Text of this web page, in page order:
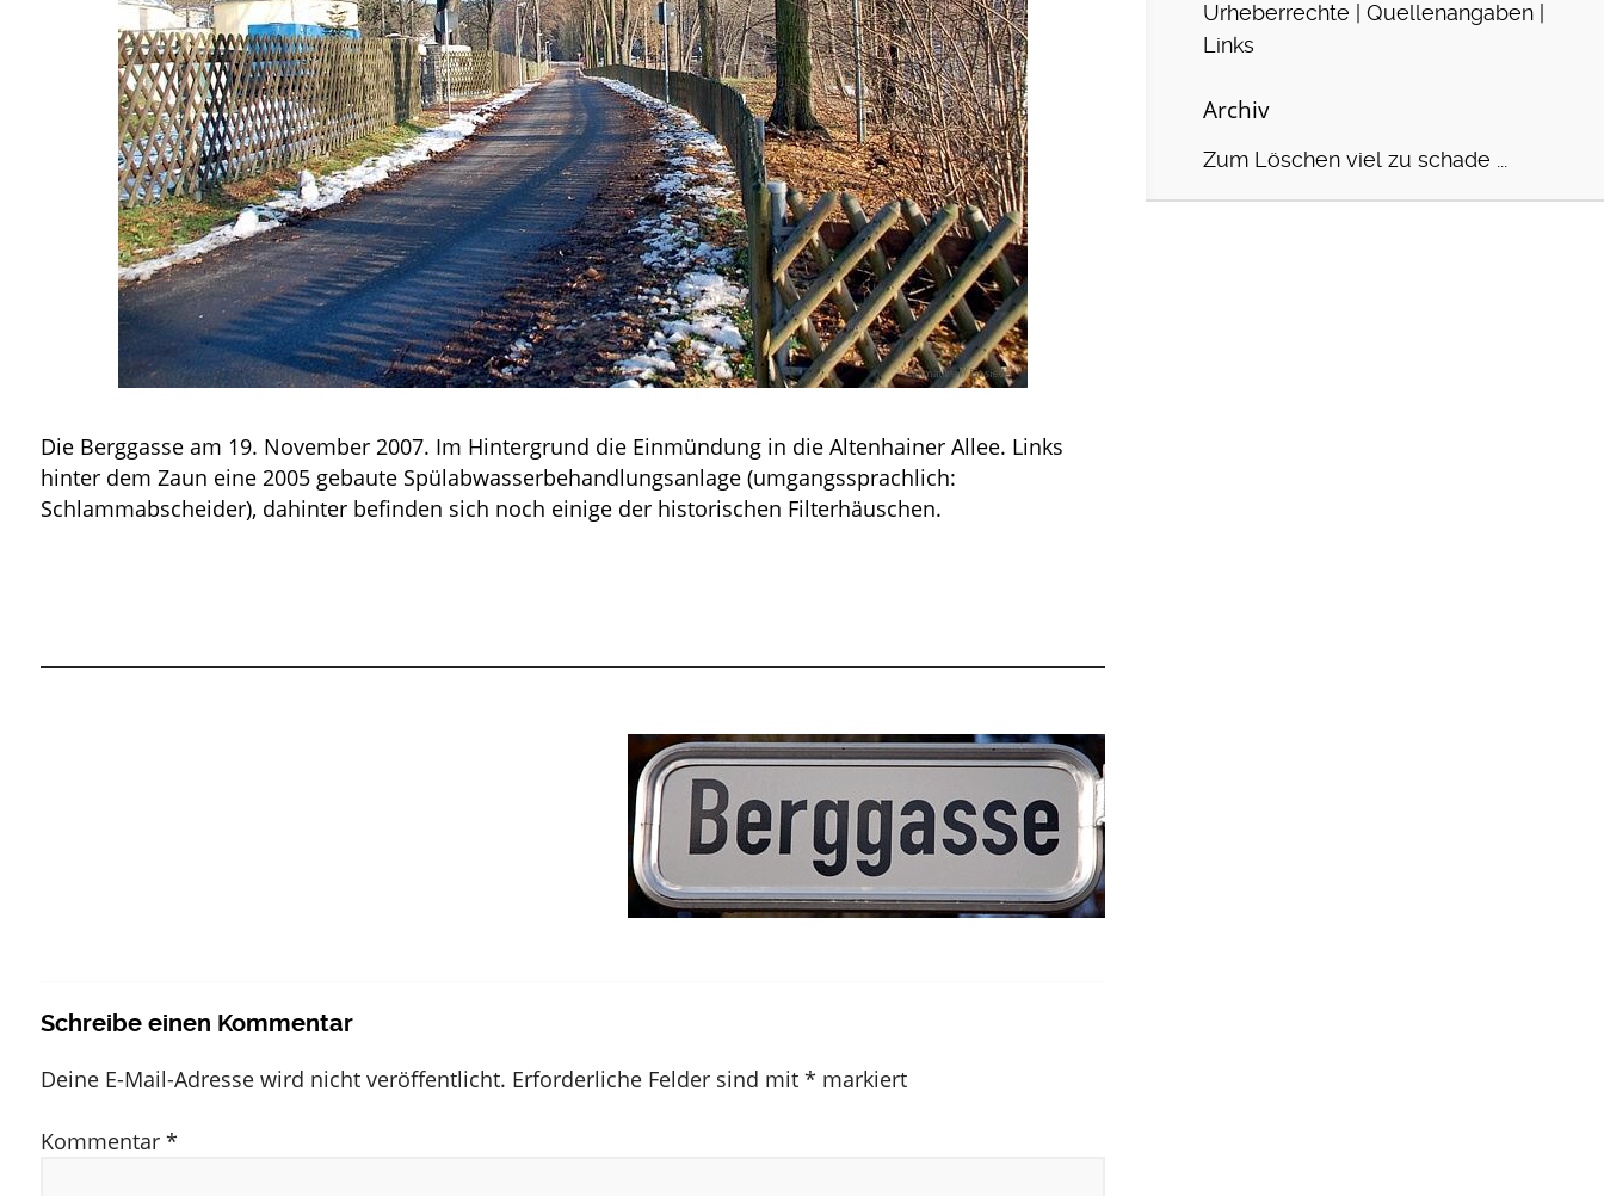
Die Berggasse am 19. November 2007. Im Hintergrund die Einmündung in die Altenhainer Allee. Links
hinter dem Zaun eine 2005 gebaute Spülabwasserbehandlungsanlage (umgangssprachlich:
Schlammabscheider), dahinter befinden sich noch einige der historischen Filterhäuschen.
Schreibe einen Kommentar
Deine E-Mail-Adresse wird nicht veröffentlicht. Erforderliche Felder sind mit * markiert
Kommentar *
Urheberrechte | Quellenangaben |
Links
Archiv
Zum Löschen viel zu schade ...